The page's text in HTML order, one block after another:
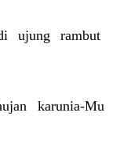
ujung rambut
karunia-Mu